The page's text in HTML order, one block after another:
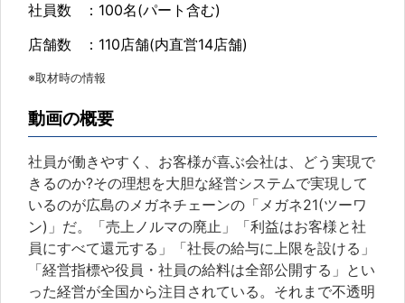
社員数
：100名(パート含む)
店舗数
：110店舗(内直営14店舗)
※取材時の情報
動画の概要
社員が働きやすく、お客様が喜ぶ会社は、どう実現で
きるのか?その理想を大胆な経営システムで実現して
いるのが広島のメガネチェーンの「メガネ21(ツーワ
ン)」だ。「売上ノルマの廃止」「利益はお客様と社
員にすべて還元する」「社長の給与に上限を設ける」
「経営指標や役員・社員の給料は全部公開する」とい
った経営が全国から注目されている。それまで不透明